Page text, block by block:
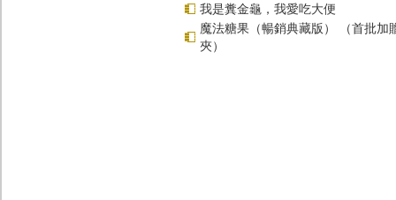
我是糞金龜，我愛吃大便
魔法糖果（暢銷典藏版） （首批加
夾）